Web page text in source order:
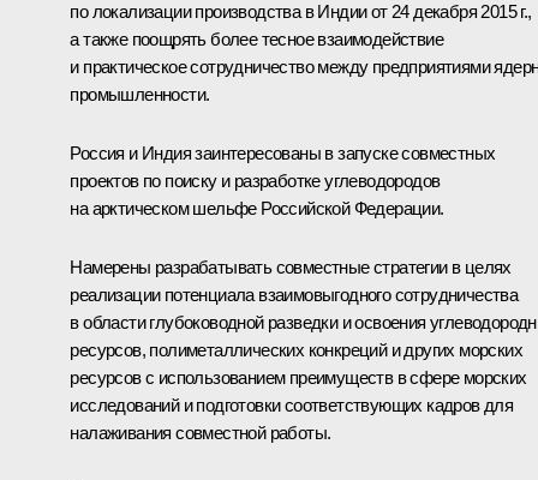
по локализации производства в Индии от 24 декабря 2015 г.,
а также поощрять более тесное взаимодействие
и практическое сотрудничество между предприятиями
промышленности.
Россия и Индия заинтересованы в запуске совместных
проектов по поиску и разработке углеводородов
на арктическом шельфе Российской Федерации.
Намерены разрабатывать совместные стратегии в целях
реализации потенциала взаимовыгодного сотрудничества
в области глубоководной разведки и освоения
ресурсов, полиметаллических конкреций и других морских
ресурсов с использованием преимуществ в сфере морских
исследований и подготовки соответствующих кадров для
налаживания совместной работы.